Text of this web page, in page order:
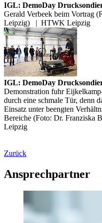
IGL: DemoDay
Gerald Verbeek beim Vortrag
Leipzig) | HTWK Leipzig
IGL: DemoDay
Demonstration fuhr
durch eine schmale Tür, denn
Einsatz unter beengten
Bereiche (Foto: Dr. Franziska
Leipzig
Zurück
Ansprechpartner